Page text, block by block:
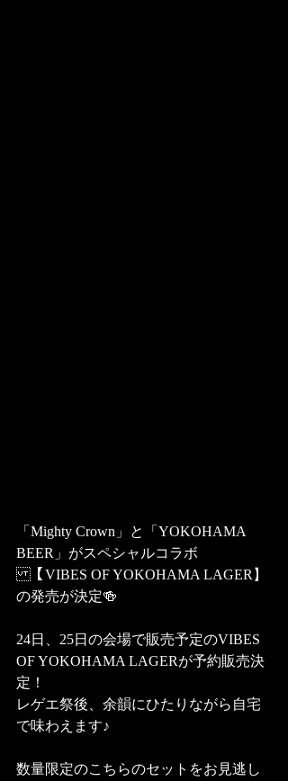
「Mighty Crown」と「YOKOHAMA
BEER」がスペシャルコラボ
【VIBES OF YOKOHAMA LAGER】
の発売が決定🍻
24日、25日の会場で販売予定のVIBES
OF YOKOHAMA LAGERが予約販売決
定！
レゲエ祭後、余韻にひたりながら自宅
で味わえます♪
数量限定のこちらのセットをお見逃し